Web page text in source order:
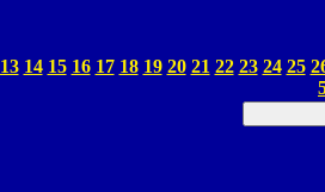
13 14 15 16 17 18 19 20 21 22 23 24 25